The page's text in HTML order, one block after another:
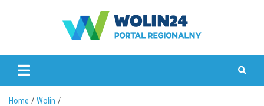
www.wolin24.pl
Home
Wolin